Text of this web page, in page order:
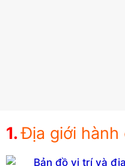
Địa giới hành